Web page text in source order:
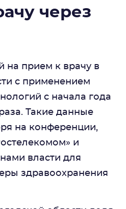
через
на прием к врачу в
с применением
с начала года
Такие данные
на конференции,
и
власти для
здравоохранения